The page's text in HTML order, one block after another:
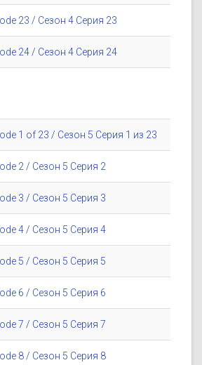
23 / Сезон 4 Серия 23
24 / Сезон 4 Серия 24
1 of 23 / Сезон 5 Серия 1 из 23
2 / Сезон 5 Серия 2
3 / Сезон 5 Серия 3
4 / Сезон 5 Серия 4
5 / Сезон 5 Серия 5
6 / Сезон 5 Серия 6
7 / Сезон 5 Серия 7
8 / Сезон 5 Серия 8